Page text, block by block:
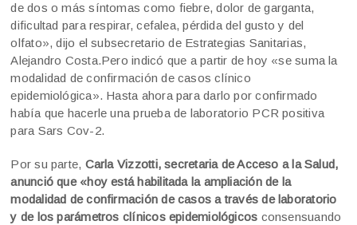
de dos o más síntomas como fiebre, dolor de garganta,
dificultad para respirar, cefalea, pérdida del gusto y del
olfato», dijo el subsecretario de Estrategias Sanitarias,
Alejandro Costa.Pero indicó que a partir de hoy «se suma la
modalidad de confirmación de casos clínico
epidemiológica». Hasta ahora para darlo por confirmado
había que hacerle una prueba de laboratorio PCR positiva
para Sars Cov-2.
Por su parte, Carla Vizzotti, secretaria de Acceso a la Salud,
anunció que «hoy está habilitada la ampliación de la
modalidad de confirmación de casos a través de laboratorio
y de los parámetros clínicos epidemiológicos consensuando